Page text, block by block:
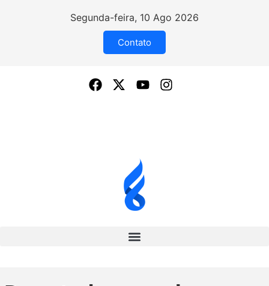
Segunda-feira, 10 Ago 2026
Contato